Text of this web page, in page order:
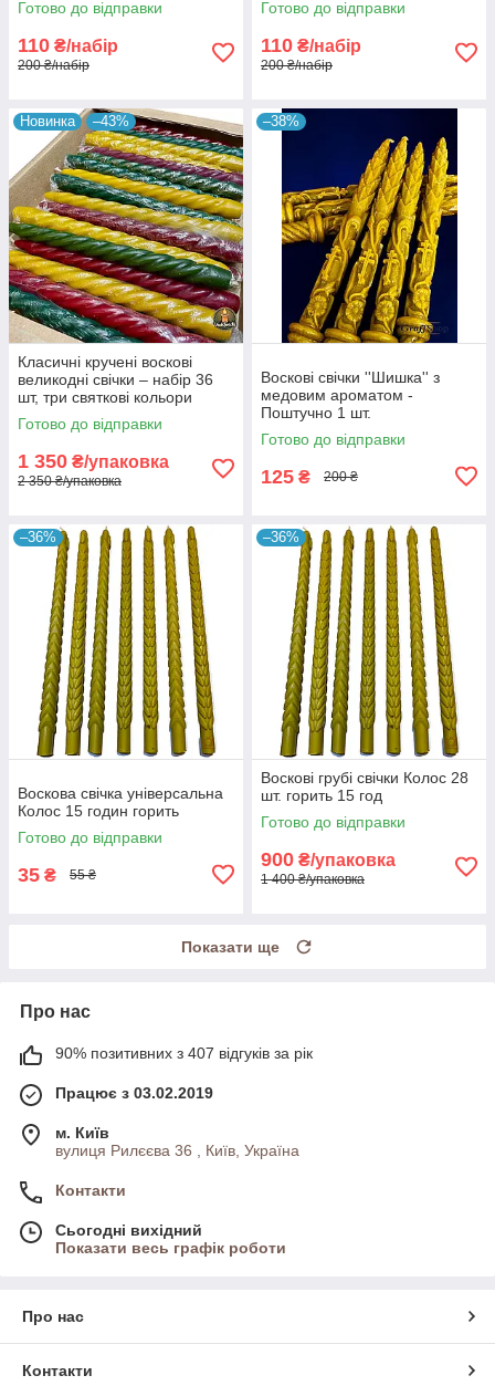
Готово до відправки
110 ₴/набір
200 ₴/набір
Готово до відправки
110 ₴/набір
200 ₴/набір
Новинка –43%
Класичні кручені воскові
великодні свічки – набір 36
шт, три святкові кольори
Готово до відправки
1 350 ₴/упаковка
2 350 ₴/упаковка
–38%
Воскові свічки ''Шишка'' з
медовим ароматом -
Поштучно 1 шт.
Готово до відправки
125 ₴ 200 ₴
–36%
Воскова свічка універсальна
Колос 15 годин горить
Готово до відправки
35 ₴ 55 ₴
–36%
Воскові грубі свічки Колос 28
шт. горить 15 год
Готово до відправки
900 ₴/упаковка
1 400 ₴/упаковка
Показати ще
Про нас
90% позитивних з 407 відгуків за рік
Працює з 03.02.2019
м. Київ
вулиця Рилєєва 36 , Київ, Україна
Контакти
Сьогодні вихідний
Показати весь графік роботи
Про нас
Контакти